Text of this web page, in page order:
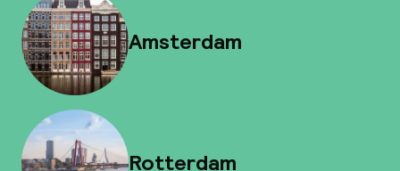
Amsterdam
Rotterdam